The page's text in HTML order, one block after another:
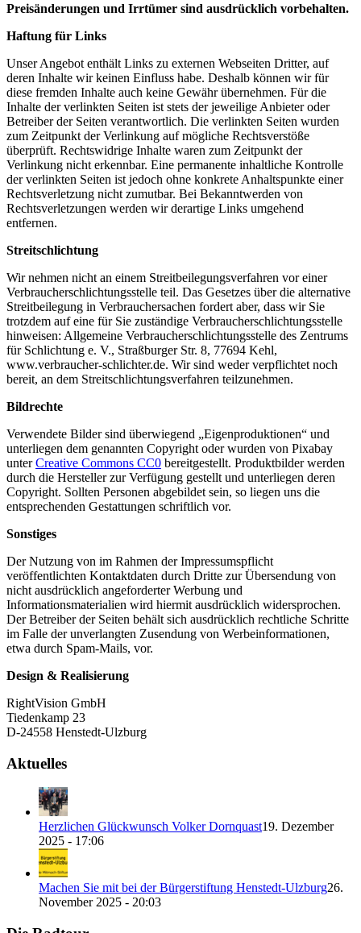
Preisänderungen und Irrtümer sind ausdrücklich vorbehalten.
Haftung für Links
Unser Angebot enthält Links zu externen Webseiten Dritter, auf
deren Inhalte wir keinen Einfluss habe. Deshalb können wir für
diese fremden Inhalte auch keine Gewähr übernehmen. Für die
Inhalte der verlinkten Seiten ist stets der jeweilige Anbieter oder
Betreiber der Seiten verantwortlich. Die verlinkten Seiten wurden
zum Zeitpunkt der Verlinkung auf mögliche Rechtsverstöße
überprüft. Rechtswidrige Inhalte waren zum Zeitpunkt der
Verlinkung nicht erkennbar. Eine permanente inhaltliche Kontrolle
der verlinkten Seiten ist jedoch ohne konkrete Anhaltspunkte einer
Rechtsverletzung nicht zumutbar. Bei Bekanntwerden von
Rechtsverletzungen werden wir derartige Links umgehend
entfernen.
Streitschlichtung
Wir nehmen nicht an einem Streitbeilegungsverfahren vor einer
Verbraucherschlichtungsstelle teil. Das Gesetzes über die alternative
Streitbeilegung in Verbrauchersachen fordert aber, dass wir Sie
trotzdem auf eine für Sie zuständige Verbraucherschlichtungsstelle
hinweisen: Allgemeine Verbraucherschlichtungsstelle des Zentrums
für Schlichtung e. V., Straßburger Str. 8, 77694 Kehl,
www.verbraucher-schlichter.de. Wir sind weder verpflichtet noch
bereit, an dem Streitschlichtungsverfahren teilzunehmen.
Bildrechte
Verwendete Bilder sind überwiegend „Eigenproduktionen“ und
unterliegen dem genannten Copyright oder wurden von Pixabay
unterCreative Commons CC0 bereitgestellt. Produktbilder werden
durch die Hersteller zur Verfügung gestellt und unterliegen deren
Copyright. Sollten Personen abgebildet sein, so liegen uns die
entsprechenden Gestattungen schriftlich vor.
Sonstiges
Der Nutzung von im Rahmen der Impressumspflicht
veröffentlichten Kontaktdaten durch Dritte zur Übersendung von
nicht ausdrücklich angeforderter Werbung und
Informationsmaterialien wird hiermit ausdrücklich widersprochen.
Der Betreiber der Seiten behält sich ausdrücklich rechtliche Schritte
im Falle der unverlangten Zusendung von Werbeinformationen,
etwa durch Spam-Mails, vor.
Design & Realisierung
RightVision GmbH
Tiedenkamp 23
D-24558 Henstedt-Ulzburg
Aktuelles
Herzlichen Glückwunsch Volker Dornquast19. Dezember
2025 - 17:06
Machen Sie mit bei der Bürgerstiftung Henstedt-Ulzburg26.
November 2025 - 20:03